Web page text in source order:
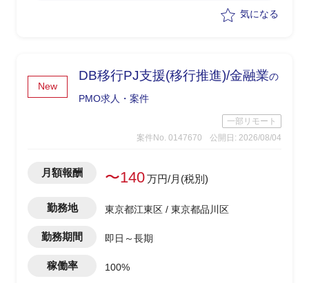
-PJ運営ルールの策定/開発環境整備気になる
New
DB移行PJ支援(移行推進)/金融業の
PMO求人・案件
一部リモート
案件No. 0147670
公開日: 2026/08/04
月額報酬 〜140万円/月(税別)
勤務地 東京都江東区 / 東京都品川区
勤務期間 即日～長期
稼働率 100%